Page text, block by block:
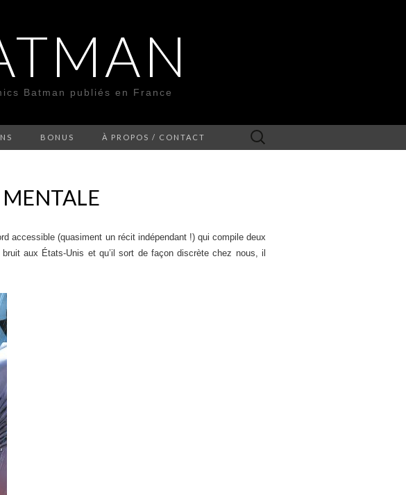
Batman publiés en France
BONUS À PROPOS / CONTACT Rechercher :
accessible (quasiment un récit indépendant !) qui compile deux
aux États-Unis et qu’il sort de façon discrète chez nous, il